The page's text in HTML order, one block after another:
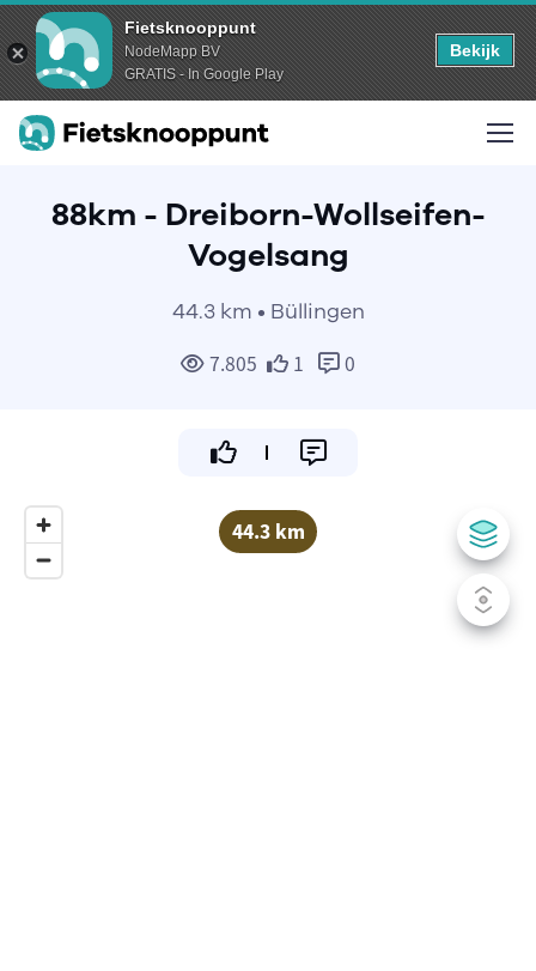
Fietsknooppunt
NodeMapp BV
GRATIS - In Google Play
Bekijk
88km - Dreiborn-Wollseifen-
Vogelsang
44.3 km • Büllingen
7.805 1 0
44.3 km